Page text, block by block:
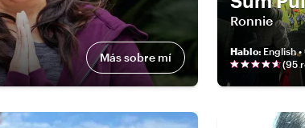
Más sobre mí
Ronnie
Hablo: English •
(95